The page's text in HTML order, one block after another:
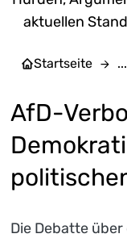
aktuellen
Startseite ...
AfD-
Die Debatte